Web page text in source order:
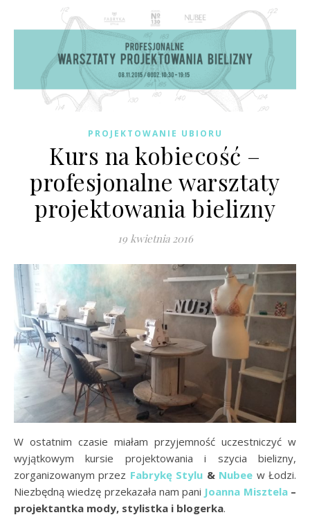
PROJEKTOWANIE UBIORU
Kurs na kobiecość –
profesjonalne warsztaty
projektowania bielizny
19 kwietnia 2016
W ostatnim czasie miałam przyjemność uczestniczyć w
wyjątkowym kursie projektowania i szycia bielizny,
zorganizowanym przez Fabrykę Stylu & Nubee w Łodzi.
Niezbędną wiedzę przekazała nam pani Joanna Misztela–
projektantka mody, stylistka i blogerka.